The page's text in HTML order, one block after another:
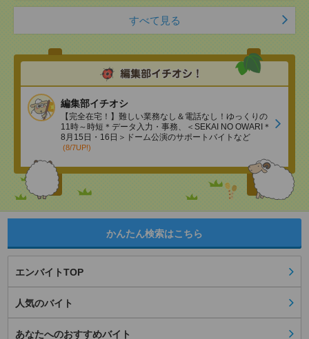
すべて見る
編集部イチオシ
【完全在宅！】難しい業務なし＆電話なし！ゆっくりの
11時～時短＊データ入力・事務、＜SEKAI NO OWARI＊
8月15日・16日＞ドーム公演のサポートバイトなど
(8/7UP!)
かんたん検索はこちら
エンバイトTOP
人気のバイト
あなたへのおすすめバイト